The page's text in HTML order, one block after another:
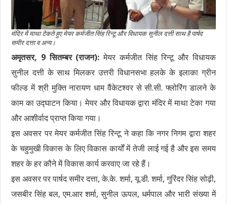
मंदिर में माथा टेकते हुए मेयर कर्मजीत सिंह रिन्टू और विधायक सुनील दत्ती साथ है पार्षद
समीर दत्ता व अन्य।
अमृतसर, 9 सितम्बर (राजन): मेयर कर्मजीत सिंह रिन्टू और विधायक
सुनील दत्ती के साथ मिलकर उत्तरी विधानसभा हलके के इलाका ग्रीन
फील्ड में श्री मुक्ति नारायण धाम वैंकेटश्वर से सी.सी. फ्लोरिंग डालने के
काम का उद्घाटन किया। मेयर और विधायक द्वारा मंदिर में माथा टेका गया
और आशीर्वाद प्राप्त किया गया।
इस अवसर पर मेयर कर्मजीत सिंह रिन्टू ने कहा कि नगर निगम द्वारा शहर
के चहुमुखी विकास के लिए विकास कार्यों में तेजी लाई गई है और इस समय
शहर के हर कौने में विकास कार्य करवाए जा रहे हैं।
इस अवसर पर पार्षद समीर दत्ता, के.के. शर्मा, यू.डी. शर्मा, गुरिंदर सिंह सोढ़ी,
जसबीर सिंह बल, एम.आर शर्मा, सुनील ऊपल, धर्मपाल और भारी संख्या में